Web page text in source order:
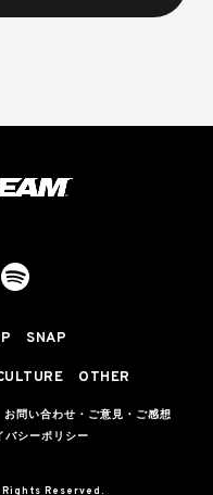
SNAP
OTHER
お問い合わせ・ご意見・ご感想
バシーポリシー
Rights Reserved.